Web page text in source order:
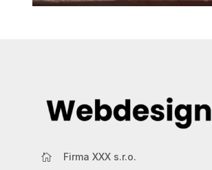
 Firma XXX s.r.o.